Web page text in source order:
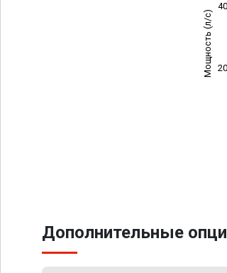
Мощность (л/с)
Дополнительные